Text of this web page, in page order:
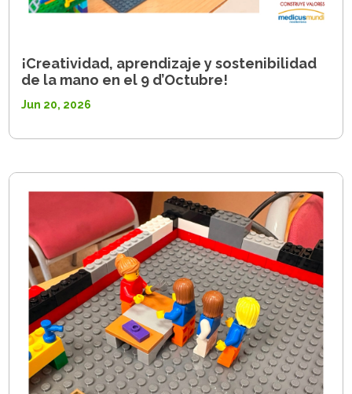
¡Creatividad, aprendizaje y sostenibilidad
de la mano en el 9 d’Octubre!
Jun 20, 2026